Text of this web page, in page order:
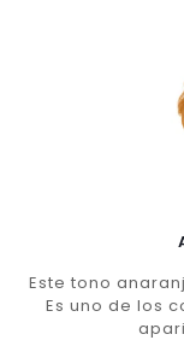
Este tono
Es uno de los